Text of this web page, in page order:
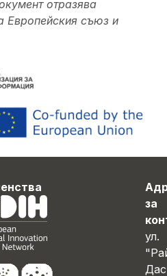
отразява
Европейския съюз и
за
ул.